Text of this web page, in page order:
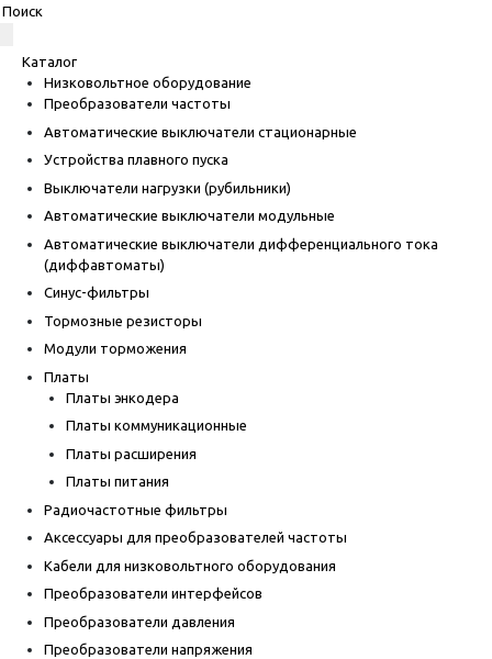
Каталог
Низковольтное оборудование
Преобразователи частоты
Автоматические выключатели стационарные
Устройства плавного пуска
Выключатели нагрузки (рубильники)
Автоматические выключатели модульные
Автоматические выключатели дифференциального тока
(диффавтоматы)
Синус-фильтры
Тормозные резисторы
Модули торможения
Платы
Платы энкодера
Платы коммуникационные
Платы расширения
Платы питания
Радиочастотные фильтры
Аксессуары для преобразователей частоты
Кабели для низковольтного оборудования
Преобразователи интерфейсов
Преобразователи давления
Преобразователи напряжения